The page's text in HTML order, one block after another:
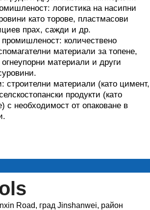
логистика на насипни
като торове, пластмасови
прах, сажди и др.
промишленост: количествено
материали за топене,
материали и други
строителни материали (като цимент,
продукти (като
с необходимост от опаковане в
Road, град Jinshanwei, район